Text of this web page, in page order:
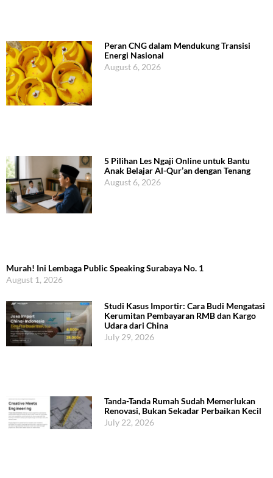
Peran CNG dalam Mendukung Transisi
Energi Nasional
August 6, 2026
5 Pilihan Les Ngaji Online untuk Bantu
Anak Belajar Al-Qur’an dengan Tenang
August 6, 2026
Murah! Ini Lembaga Public Speaking Surabaya No. 1
August 1, 2026
Studi Kasus Importir: Cara Budi Mengatasi
Kerumitan Pembayaran RMB dan Kargo
Udara dari China
July 29, 2026
Tanda-Tanda Rumah Sudah Memerlukan
Renovasi, Bukan Sekadar Perbaikan Kecil
July 22, 2026